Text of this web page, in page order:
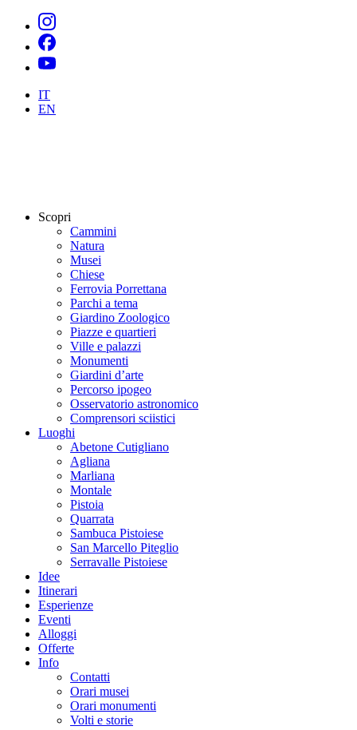
IT
EN
Scopri
Cammini
Natura
Musei
Chiese
Ferrovia Porrettana
Parchi a tema
Giardino Zoologico
Piazze e quartieri
Ville e palazzi
Monumenti
Giardini d’arte
Percorso ipogeo
Osservatorio astronomico
Comprensori sciistici
Luoghi
Abetone Cutigliano
Agliana
Marliana
Montale
Pistoia
Quarrata
Sambuca Pistoiese
San Marcello Piteglio
Serravalle Pistoiese
Idee
Itinerari
Esperienze
Eventi
Alloggi
Offerte
Info
Contatti
Orari musei
Orari monumenti
Volti e storie